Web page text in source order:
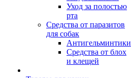
Уход за полостью
рта
Средства от паразитов
для собак
Антигельминтики
Средства от блох
и клещей